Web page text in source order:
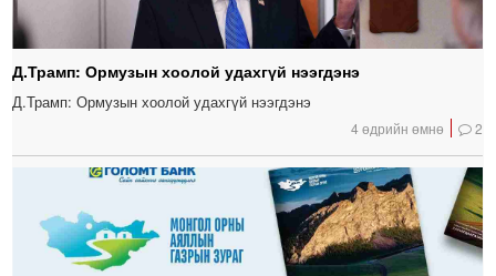
Д.Трамп: Ормузын хоолой удахгүй нээгдэнэ
Д.Трамп: Ормузын хоолой удахгүй нээгдэнэ
4 өдрийн өмнө 2